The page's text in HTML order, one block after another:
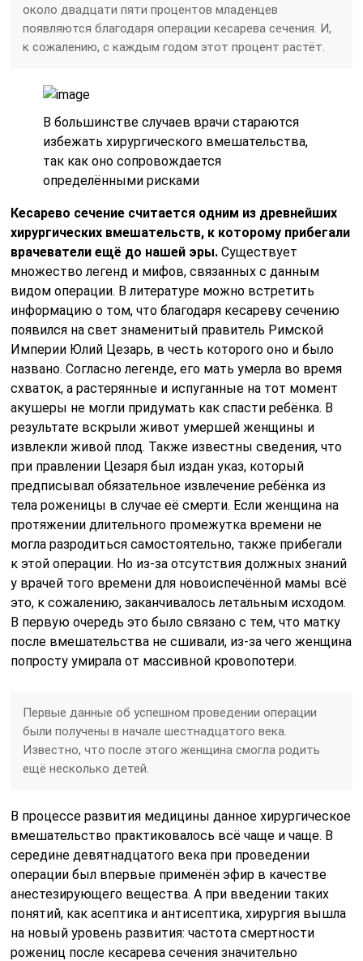
около двадцати пяти процентов младенцев
появляются благодаря операции кесарева сечения. И,
к сожалению, с каждым годом этот процент растёт.
В большинстве случаев врачи стараются
избежать хирургического вмешательства,
так как оно сопровождается
определёнными рисками
Кесарево сечение считается одним из древнейших
хирургических вмешательств, к которому прибегали
врачеватели ещё до нашей эры. Существует
множество легенд и мифов, связанных с данным
видом операции. В литературе можно встретить
информацию о том, что благодаря кесареву сечению
появился на свет знаменитый правитель Римской
Империи Юлий Цезарь, в честь которого оно и было
названо. Согласно легенде, его мать умерла во время
схваток, а растерянные и испуганные на тот момент
акушеры не могли придумать как спасти ребёнка. В
результате вскрыли живот умершей женщины и
извлекли живой плод. Также известны сведения, что
при правлении Цезаря был издан указ, который
предписывал обязательное извлечение ребёнка из
тела роженицы в случае её смерти. Если женщина на
протяжении длительного промежутка времени не
могла разродиться самостоятельно, также прибегали
к этой операции. Но из-за отсутствия должных знаний
у врачей того времени для новоиспечённой мамы всё
это, к сожалению, заканчивалось летальным исходом.
В первую очередь это было связано с тем, что матку
после вмешательства не сшивали, из-за чего женщина
попросту умирала от массивной кровопотери.
Первые данные об успешном проведении операции
были получены в начале шестнадцатого века.
Известно, что после этого женщина смогла родить
ещё несколько детей.
В процессе развития медицины данное хирургическое
вмешательство практиковалось всё чаще и чаще. В
середине девятнадцатого века при проведении
операции был впервые применён эфир в качестве
анестезирующего вещества. А при введении таких
понятий, как асептика и антисептика, хирургия вышла
на новый уровень развития: частота смертности
рожениц после кесарева сечения значительно